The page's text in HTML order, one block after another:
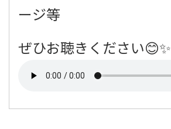
ージ等
ぜひお聴きください😊✨